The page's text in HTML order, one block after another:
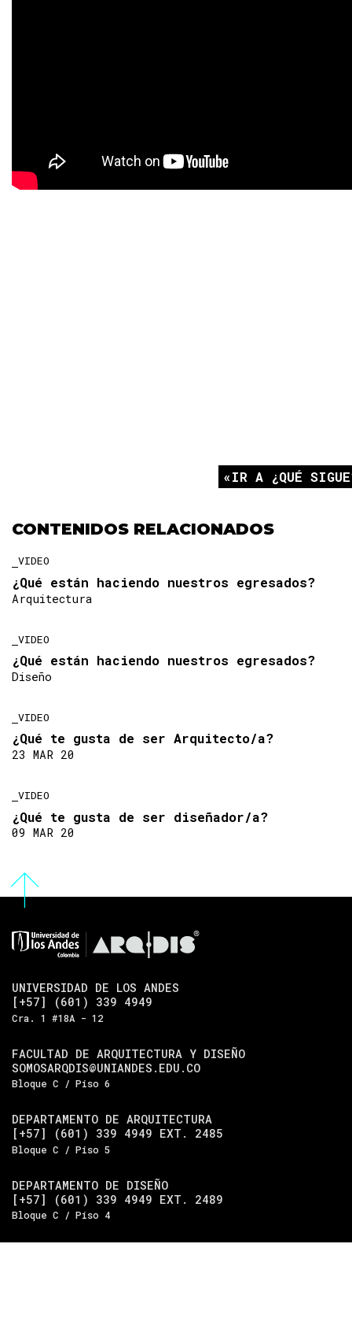
IR A ¿QUÉ
CONTENIDOS RELACIONADOS
VIDEO
¿Qué están haciendo nuestros egresados?
Arquitectura
VIDEO
¿Qué están haciendo nuestros egresados?
Diseño
VIDEO
¿Qué te gusta de ser Arquitecto/a?
23 MAR 20
VIDEO
¿Qué te gusta de ser diseñador/a?
09 MAR 20
UNIVERSIDAD DE LOS ANDES
[+57] (601) 339 4949
Cra. 1 #18A - 12
FACULTAD DE ARQUITECTURA Y DISEÑO
SOMOSARQDIS@UNIANDES.EDU.CO
Bloque C / Piso 6
DEPARTAMENTO DE ARQUITECTURA
[+57] (601) 339 4949 EXT. 2485
Bloque C / Piso 5
DEPARTAMENTO DE DISEÑO
[+57] (601) 339 4949 EXT. 2489
Bloque C / Piso 4